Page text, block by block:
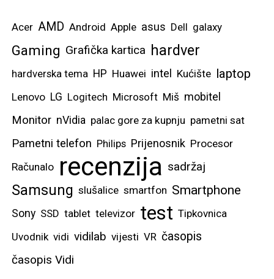
Acer AMD Android Apple asus Dell galaxy
Gaming Grafička kartica hardver
hardverska tema HP Huawei intel Kućište laptop
Lenovo LG Logitech Microsoft Miš mobitel
Monitor nVidia palac gore za kupnju pametni sat
Pametni telefon Philips Prijenosnik Procesor
Računalo recenzija sadržaj
Samsung slušalice smartfon Smartphone
Sony SSD tablet televizor test Tipkovnica
Uvodnik vidi vidilab vijesti VR časopis
časopis Vidi